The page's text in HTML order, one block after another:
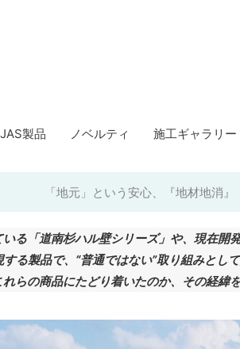
JAS製品 ノベルティ 施工ギャラリー
「地元」という安心、『地材地消』
る「道南杉ハル壁シリーズ」や、現在開
する製品で、“普通ではない”取り組みとし
らの商品にたどり着いたのか、その経緯